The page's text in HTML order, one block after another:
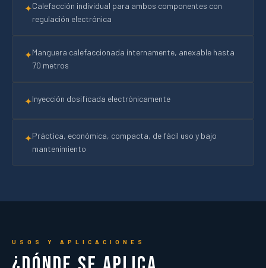
✦Calefacción individual para ambos componentes con
regulación electrónica
✦Manguera calefaccionada internamente, anexable hasta
70 metros
✦Inyección dosificada electrónicamente
✦Práctica, económica, compacta, de fácil uso y bajo
mantenimiento
USOS Y APLICACIONES